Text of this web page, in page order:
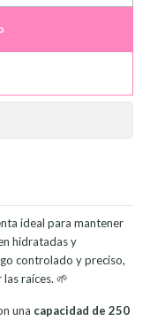
ideal para mantener
hidratadas y
controlado y preciso,
raíces. 🌱
una capacidad de 250